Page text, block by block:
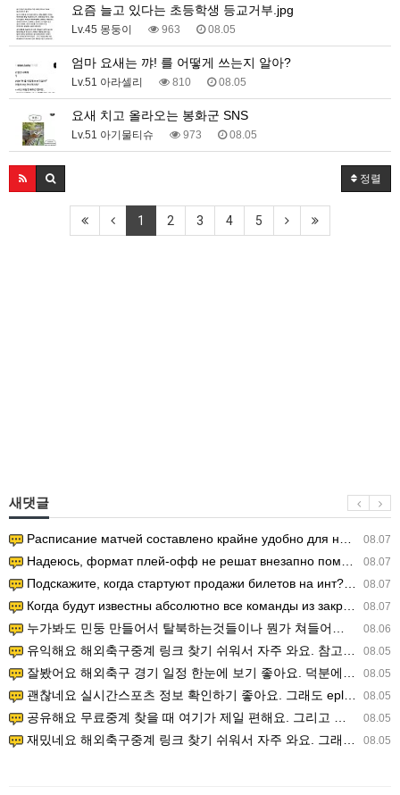
요즘 늘고 있다는 초등학생 등교거부.jpg
Lv.45 몽둥이 963 08.05
엄마 요새는 꺄! 를 어떻게 쓰는지 알아?
Lv.51 아라셀리 810 08.05
요새 치고 올라오는 봉화군 SNS
Lv.51 아기물티슈 973 08.05
정렬
1 2 3 4 5
새댓글
08.07
Расписание матчей составлено крайне удобно для нашего часово…
08.07
Надеюсь, формат плей-офф не решат внезапно поменять. https:/…
08.07
Подскажите, когда стартуют продажи билетов на инт? https://g…
08.07
Когда будут известны абсолютно все команды из закрытых квали…
08.06
누가봐도 민둥 만들어서 탈북하는것들이나 뭔가 쳐들어오는 낌새를 미리 알아차리기 위함이지 저걸 전쟁준비라고 하…
08.05
유익해요 해외축구중계 링크 찾기 쉬워서 자주 와요. 참고로 무료스포츠중계 정보 확인할 때 출처 꼭 체크해요.…
08.05
잘봤어요 해외축구 경기 일정 한눈에 보기 좋아요. 덕분에 epl중계 볼 때 공식 중계 채널 먼저 찾아봐요. …
08.05
괜찮네요 실시간스포츠 정보 확인하기 좋아요. 그래도 epl중계 볼 때 공식 중계 채널 먼저 찾아봐요. 북마크…
08.05
공유해요 무료중계 찾을 때 여기가 제일 편해요. 그리고 무료스포츠중계 정보 확인할 때 출처 꼭 체크해요. 앞…
08.05
재밌네요 해외축구중계 링크 찾기 쉬워서 자주 와요. 그래서 해외축구중계도 정식 서비스로 봐야 안전해요. 다음…